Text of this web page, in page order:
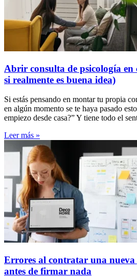
Abrir consulta de psicología en
si realmente es buena idea)
Si estás pensando en montar tu propia
en algún momento se te haya pasado
empiezo desde casa?” Y tiene todo el
Leer más »
Errores al contratar una nueva
antes de firmar nada